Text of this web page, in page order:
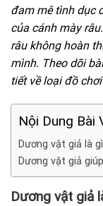
đam mê tình dục
của cánh mày
râu không hoàn
mình. Theo dõi
tiết về loại đồ
Nội Dung Bài
Dương vật giả là
Dương vật giả
Dương vật giả